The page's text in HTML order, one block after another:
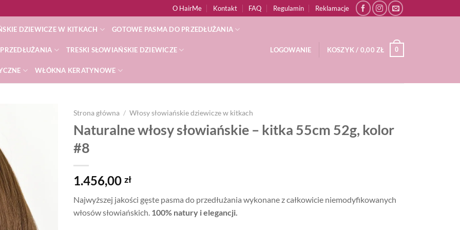
O HairMe Kontakt FAQ Regulamin Reklamacje
DZIEWICZE W KITKACH GOTOWE PASMA DO PRZEDŁUŻANIA
TRESKI SŁOWIAŃSKIE DZIEWICZE
WŁÓKNA KERATYNOWE
LOGOWANIE KOSZYK / 0,00ZŁ 0
Strona główna / Włosy słowiańskie dziewicze w kitkach
Naturalne włosy słowiańskie – kitka 55cm 52g, kolor
#8
1.456,00 zł
Najwyższej jakości gęste pasma do przedłużania wykonane z całkowicie niemodyfikowanych
włosów słowiańskich. 100% natury i elegancji.